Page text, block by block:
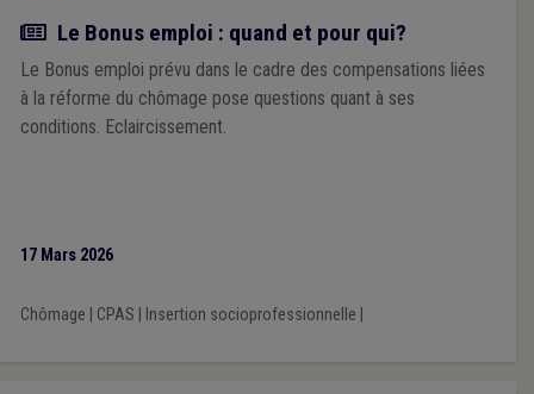
Actualité
Le Bonus emploi : quand et pour qui?
Le Bonus emploi prévu dans le cadre des compensations liées
à la réforme du chômage pose questions quant à ses
conditions. Eclaircissement.
17 Mars 2026
Chômage CPAS Insertion socioprofessionnelle